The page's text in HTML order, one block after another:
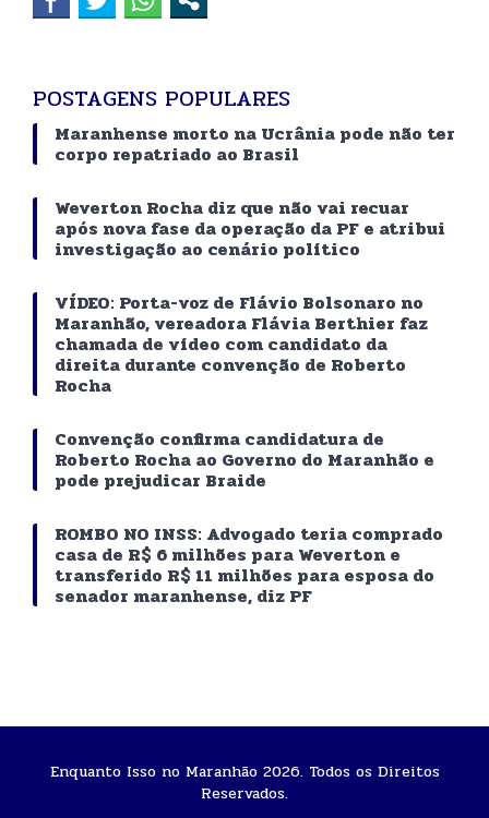
POSTAGENS POPULARES
Maranhense morto na Ucrânia pode não ter
corpo repatriado ao Brasil
Weverton Rocha diz que não vai recuar
após nova fase da operação da PF e atribui
investigação ao cenário político
VÍDEO: Porta-voz de Flávio Bolsonaro no
Maranhão, vereadora Flávia Berthier faz
chamada de vídeo com candidato da
direita durante convenção de Roberto
Rocha
Convenção confirma candidatura de
Roberto Rocha ao Governo do Maranhão e
pode prejudicar Braide
ROMBO NO INSS: Advogado teria comprado
casa de R$ 6 milhões para Weverton e
transferido R$ 11 milhões para esposa do
senador maranhense, diz PF
Enquanto Isso no Maranhão 2026. Todos os Direitos
Reservados.